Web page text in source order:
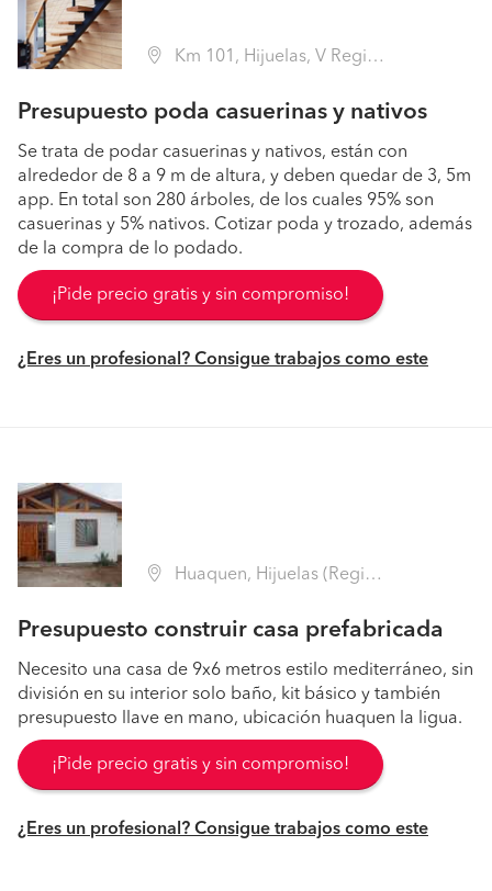
Km 101, Hijuelas, V Región, Hijuelas (Región V Valparaíso - Quillota)
Presupuesto poda casuerinas y nativos
Se trata de podar casuerinas y nativos, están con
alrededor de 8 a 9 m de altura, y deben quedar de 3, 5m
app. En total son 280 árboles, de los cuales 95% son
casuerinas y 5% nativos. Cotizar poda y trozado, además
de la compra de lo podado.
¡Pide precio gratis y sin compromiso!
¿Eres un profesional? Consigue trabajos como este
Huaquen, Hijuelas (Región V Valparaíso - Quillota)
Presupuesto construir casa prefabricada
Necesito una casa de 9x6 metros estilo mediterráneo, sin
división en su interior solo baño, kit básico y también
presupuesto llave en mano, ubicación huaquen la ligua.
¡Pide precio gratis y sin compromiso!
¿Eres un profesional? Consigue trabajos como este